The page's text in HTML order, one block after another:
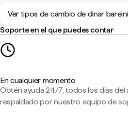
Ver tipos de cambio de dinar
Soporte en el que puedes contar
En cualquier momento
Obtén ayuda 24/7, todos los días del
respaldado por nuestro equipo de